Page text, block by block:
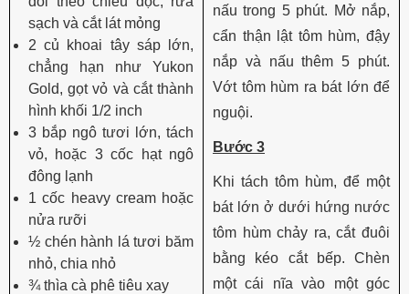
sạch và cắt lát mỏng
2 củ khoai tây sáp lớn,
chẳng hạn như Yukon
Gold, gọt vỏ và cắt thành
hình khối 1/2 inch
3 bắp ngô tươi lớn, tách
vỏ, hoặc 3 cốc hạt ngô
đông lạnh
1 cốc heavy cream hoặc
nửa rưỡi
½ chén hành lá tươi băm
nhỏ, chia nhỏ
¾ thìa cà phê tiêu xay
nấu trong 5 phút. Mở nắp,
cẩn thận lật tôm hùm, đậy
nắp và nấu thêm 5 phút.
Vớt tôm hùm ra bát lớn để
nguội.
Bước 3
Khi tách tôm hùm, để một
bát lớn ở dưới hứng nước
tôm hùm chảy ra, cắt đuôi
bằng kéo cắt bếp. Chèn
một cái nĩa vào một góc